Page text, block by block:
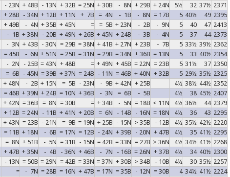
- 23N + 48B - 13N + 32B = 25N + 30B - 8N + 29B + 24N 5½ 32 37½ 2371
+ 28B - 34N + 12B + 11N + 7B = 4N - 1B - 8N = 17B 5 40½ 49 2395
+ 49B - 4N + 35B + 45N = = 5B + 23N - 2B - 9N 5 40 47 2413
- 1B + 38N - 20B + 49N + 26B + 45N + 24B - 3B - 4N 5 37 44 2373
- 3N + 43B - 30N = 29B = 38N + 41B + 27N + 23B - 7B 5 33½ 39½ 2362
= 45B - 6N + 51N = 25B = 31N = 29B = 34N + 36B = 13N 5 33 40½ 2354
- 2N - 25B = 43N + 48B = + 49N + 45B = 22N = 23B 5 31½ 37 2350
= 6B - 45N = 39B + 37N = 24B - 11N = 46B + 40N + 32B 5 29½ 35½ 2325
+ 48N - 2B + 15N = 5B - 23N - 9B + 42N + 25B 4½ 38½ 44½ 2352
= 46B + 39N + 24B = 10N + 36B - 3N = 6B - 5B 4½ 38 45½ 2407
+ 42N = 36B = 8N = 30B = + 34B - 5N = 18B < 11N 4½ 36½ 44 2379
+ 12B = 24N - 11B + 41N + 20B = 6N - 14B - 16N = 18N 4½ 36 43 2295
+ 43N = 23B - 21N = 9B = 19N + 25B - 15N > 35B - 12B 4½ 35½ 42½ 2220
= 11B + 18N - 6B = 17N = 12B - 24N + 39B - 20N + 47B 4½ 35 41½ 2295
= 8N + 51B - 5N = 31B - 15N = 42B = 33N = 27B > 36N 4½ 34½ 41½ 2268
+ 47B + 35N - 4B - 36N + 46B - 7N - 16B = 26N + 37B 4½ 34 40½ 2300
- 13N = 50B = 29N = 42B = 33N = 37N + 30B > 34B - 10B 4½ 30 35½ 2257
= - 7N = 28B = 16N + 47B = 17N = 35B - 12N = 30B 4 34½ 41½ 2224